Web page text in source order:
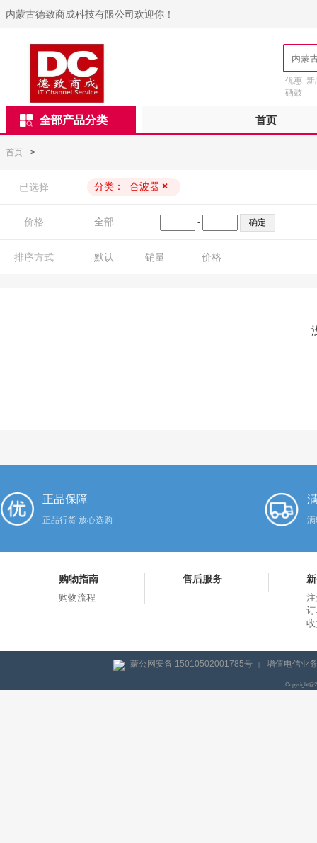
内蒙古德致商成科技有限公司欢迎你！
优惠 新
硒鼓
全部产品分类 首页
首页 >
已选择 分类： 合波器 ×
价格 全部 -
排序方式 默认 销量 价格
正品保障
正品行货 放心选购
购物指南
购物流程
售后服务
蒙公网安备 15010502001785号 | 增值电信业